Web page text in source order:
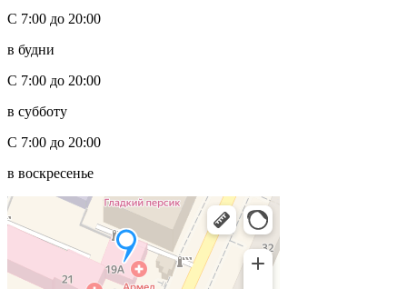
С 7:00 до 20:00
в будни
С 7:00 до 20:00
в субботу
С 7:00 до 20:00
в воскресенье